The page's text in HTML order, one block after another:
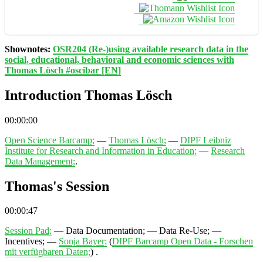
Shownotes: OSR204 (Re-)using available research data in the
social, educational, behavioral and economic sciences with
Thomas Lösch #oscibar [EN]
Introduction Thomas Lösch
00:00:00
Open Science Barcamp; — Thomas Lösch; — DIPF Leibniz
Institute for Research and Information in Education; — Research
Data Management;.
Thomas's Session
00:00:47
Session Pad; — Data Documentation; — Data Re-Use; —
Incentives; — Sonja Bayer; (DIPF Barcamp Open Data - Forschen
mit verfügbaren Daten;) .